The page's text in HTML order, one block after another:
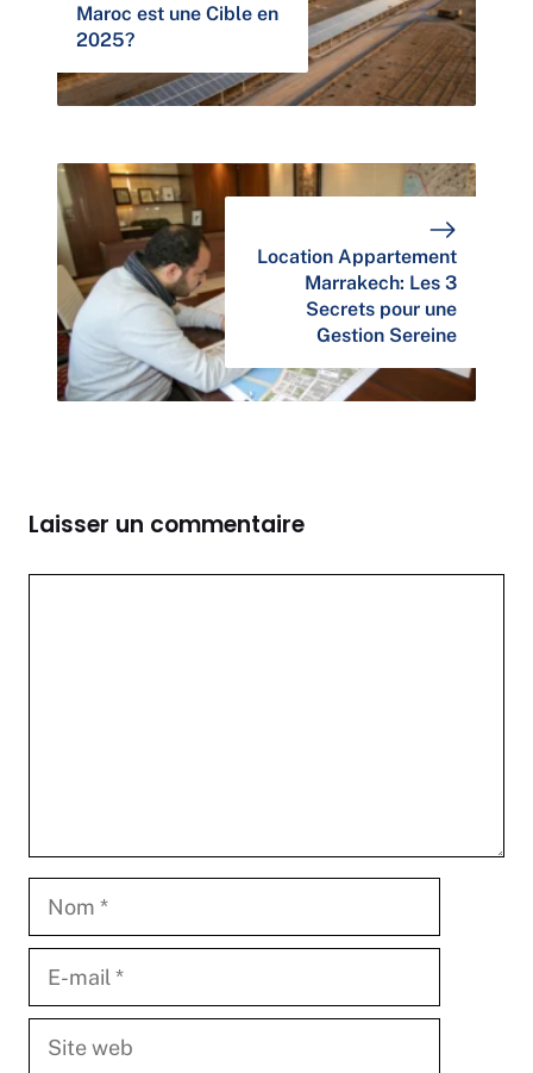
Maroc est une Cible en
2025?
Location Appartement
Marrakech: Les 3
Secrets pour une
Gestion Sereine
Laisser un commentaire